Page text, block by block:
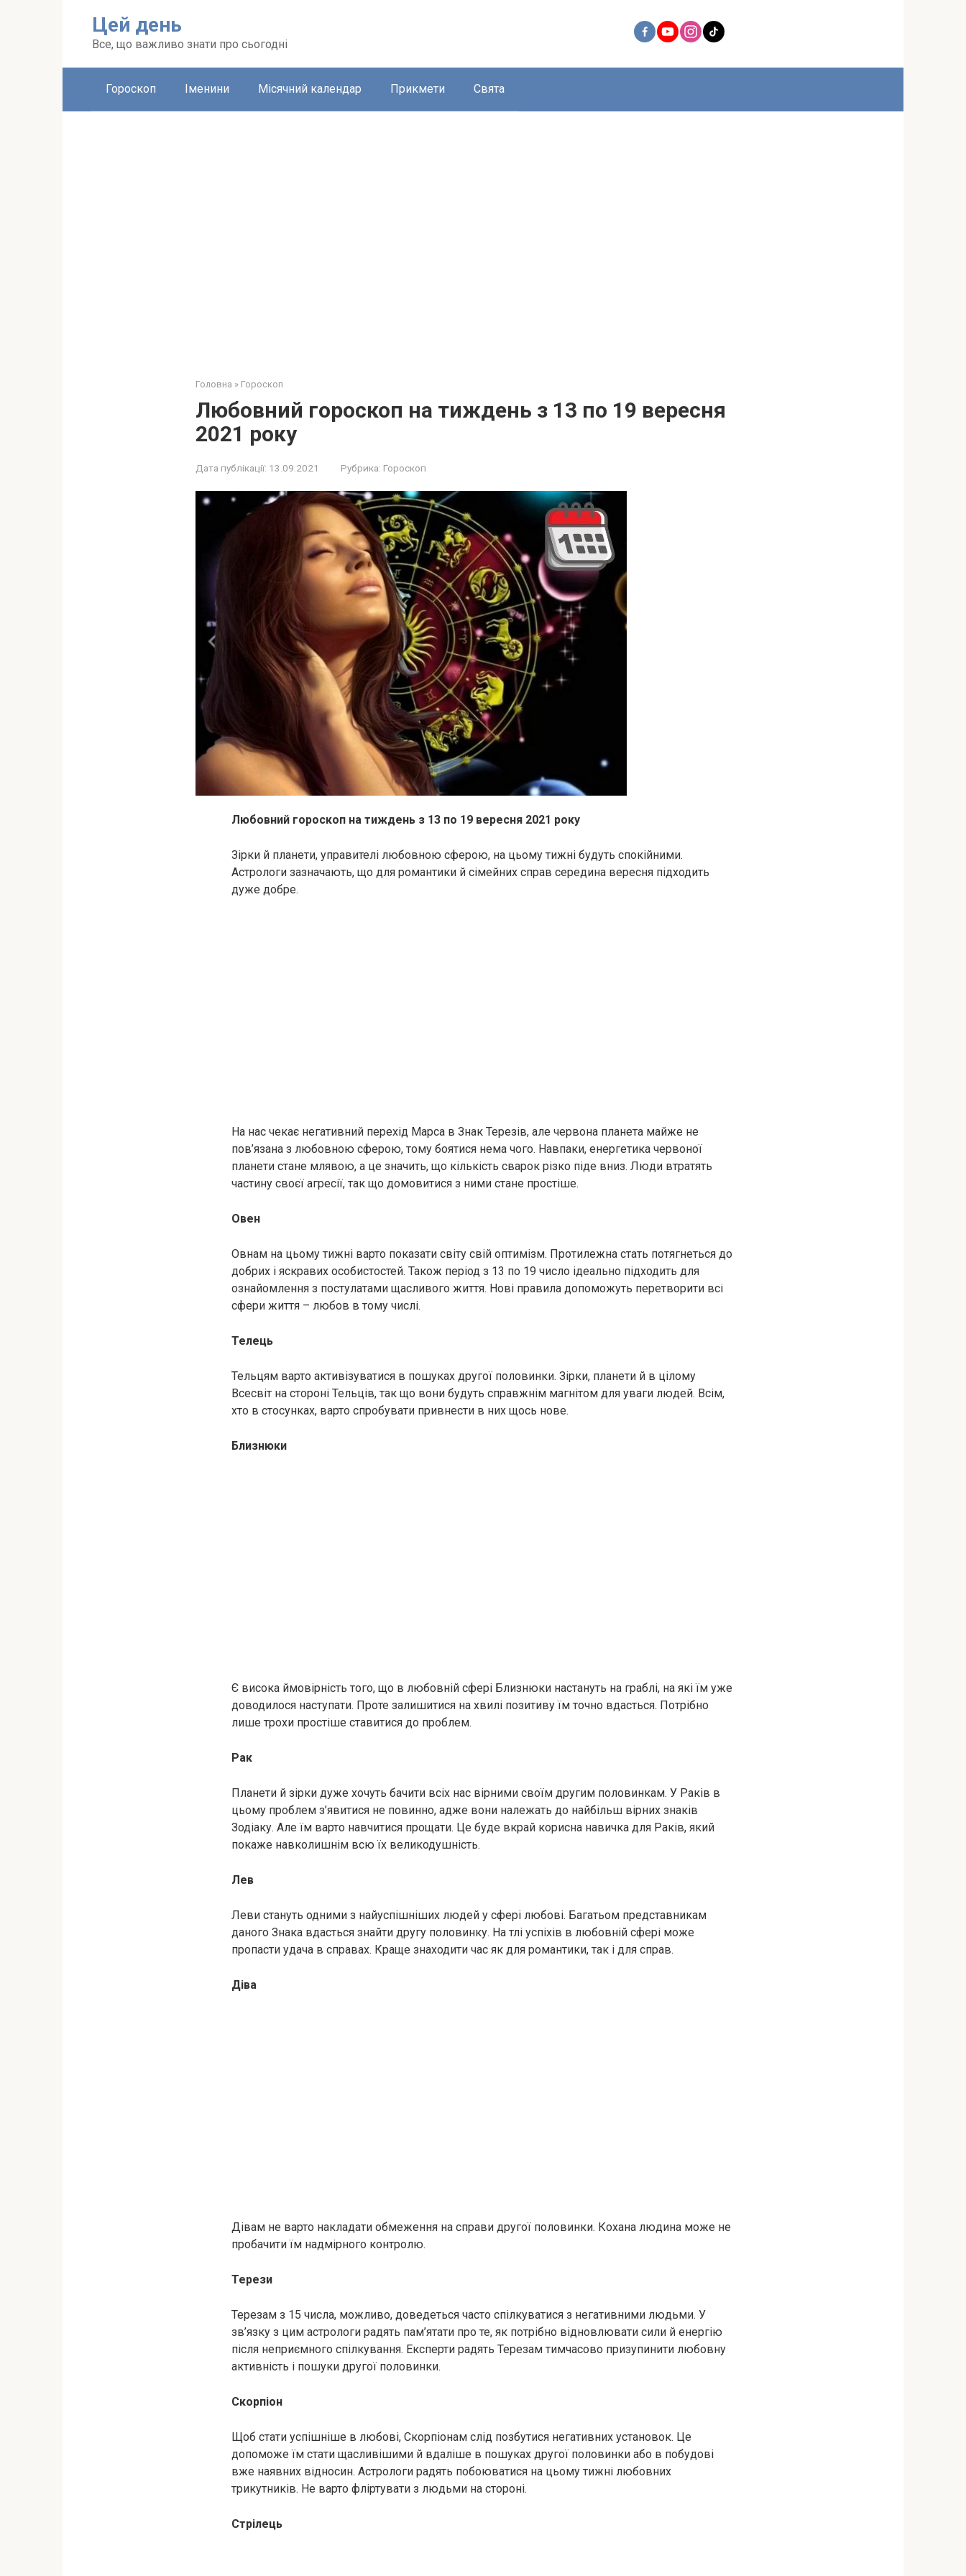
Цей день
Все, що важливо знати про сьогодні
Гороскоп Іменини Місячний календар Прикмети Свята
Головна » Гороскоп
Любовний гороскоп на тиждень з 13 по 19 вересня
2021 року
Дата публікації: 13.09.2021 Рубрика: Гороскоп
Любовний гороскоп на тиждень з 13 по 19 вересня 2021 року
Зірки й планети, управителі любовною сферою, на цьому тижні будуть спокійними.
Астрологи зазначають, що для романтики й сімейних справ середина вересня підходить
дуже добре.
На нас чекає негативний перехід Марса в Знак Терезів, але червона планета майже не
пов’язана з любовною сферою, тому боятися нема чого. Навпаки, енергетика червоної
планети стане млявою, а це значить, що кількість сварок різко піде вниз. Люди втратять
частину своєї агресії, так що домовитися з ними стане простіше.
Овен
Овнам на цьому тижні варто показати світу свій оптимізм. Протилежна стать потягнеться до
добрих і яскравих особистостей. Також період з 13 по 19 число ідеально підходить для
ознайомлення з постулатами щасливого життя. Нові правила допоможуть перетворити всі
сфери життя – любов в тому числі.
Телець
Тельцям варто активізуватися в пошуках другої половинки. Зірки, планети й в цілому
Всесвіт на стороні Тельців, так що вони будуть справжнім магнітом для уваги людей. Всім,
хто в стосунках, варто спробувати привнести в них щось нове.
Близнюки
Є висока ймовірність того, що в любовній сфері Близнюки настануть на граблі, на які їм уже
доводилося наступати. Проте залишитися на хвилі позитиву їм точно вдасться. Потрібно
лише трохи простіше ставитися до проблем.
Рак
Планети й зірки дуже хочуть бачити всіх нас вірними своїм другим половинкам. У Раків в
цьому проблем з’явитися не повинно, адже вони належать до найбільш вірних знаків
Зодіаку. Але їм варто навчитися прощати. Це буде вкрай корисна навичка для Раків, який
покаже навколишнім всю їх великодушність.
Лев
Леви стануть одними з найуспішніших людей у сфері любові. Багатьом представникам
даного Знака вдасться знайти другу половинку. На тлі успіхів в любовній сфері може
пропасти удача в справах. Краще знаходити час як для романтики, так і для справ.
Діва
Дівам не варто накладати обмеження на справи другої половинки. Кохана людина може не
пробачити їм надмірного контролю.
Терези
Терезам з 15 числа, можливо, доведеться часто спілкуватися з негативними людьми. У
зв’язку з цим астрологи радять пам’ятати про те, як потрібно відновлювати сили й енергію
після неприємного спілкування. Експерти радять Терезам тимчасово призупинити любовну
активність і пошуки другої половинки.
Скорпіон
Щоб стати успішніше в любові, Скорпіонам слід позбутися негативних установок. Це
допоможе їм стати щасливішими й вдаліше в пошуках другої половинки або в побудові
вже наявних відносин. Астрологи радять побоюватися на цьому тижні любовних
трикутників. Не варто фліртувати з людьми на стороні.
Стрілець